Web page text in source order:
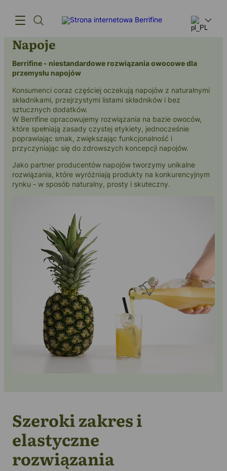
Produkty
Innowacja
Łańcuch dostaw
Nasza historia
(+45) 57 67 50 05
Skontaktuj się z nami
Napoje
Berrifine - niestandardowe rozwiązania owocowe dla
przemysłu napojów
Konsumenci coraz częściej oczekują napojów z naturalnymi
składnikami, przejrzystymi listami składników i bez
sztucznych dodatków.
W Berrifine opracowujemy rozwiązania na bazie owoców,
które spełniają zasady czystej etykiety, jednocześnie
poprawiając smak, zwiększając funkcjonalność i
przyczyniając się do zdrowszych koncepcji napojów.
Jako partner producentów napojów tworzymy unikalne
rozwiązania, które wyróżniają produkty na konkurencyjnym
rynku - w sposób naturalny, prosty i skuteczny.
Szeroki zakres i
elastyczne
rozwiązania